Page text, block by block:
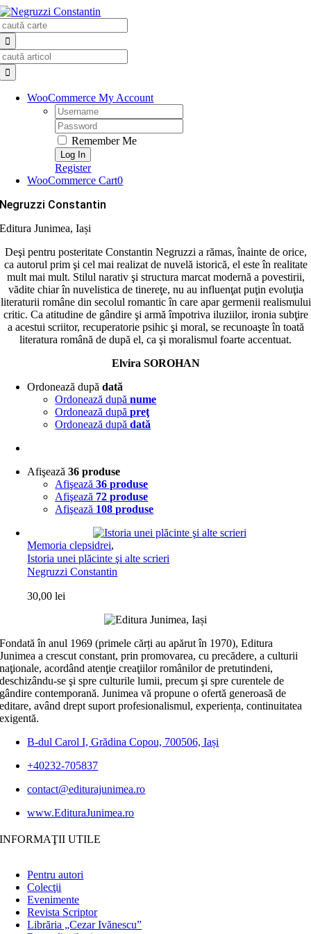
Skip
to
content
WooCommerce My Account
Username:
Password:
Remember Me
Register
WooCommerce Cart0
Negruzzi Constantin
Editura Junimea, Iași
Deşi pentru posteritate Constantin Negruzzi a rămas, înainte de orice,
ca autorul prim şi cel mai realizat de nuvelă istorică, el este în realitate
mult mai mult. Stilul narativ şi structura marcat modernă a povestirii,
vădite chiar în nuvelistica de tinereţe, nu au influenţat puţin evoluţia
literaturii române din secolul romantic în care apar germenii realismului
critic. Ca atitudine de gândire şi armă împotriva iluziilor, ironia subţire
a acestui scriitor, recuperatorie psihic şi moral, se recunoaşte în toată
literatura română de după el, ca şi moralismul foarte accentuat.
Elvira SOROHAN
Ordonează dupădată
Ordonează dupănume
Ordonează dupăpreţ
Ordonează dupădată
Afişează36 produse
Afişează36 produse
Afişează 72 produse
Afişează 108 produse
Memoria clepsidrei,
Istoria unei plăcinte şi alte scrieri
Negruzzi Constantin
30,00lei
Fondată în anul 1969 (primele cărți au apărut în 1970), Editura
Junimea a crescut constant, prin promovarea, cu precădere, a culturii
naţionale, acordând atenţie creaţiilor românilor de pretutindeni,
deschizându-se şi spre culturile lumii, precum şi spre curentele de
gândire contemporană. Junimea vă propune o ofertă generoasă de
editare, având drept suport profesionalismul, experiența, continuitatea
exigentă.
B-dul Carol I, Grădina Copou, 700506, Iași
+40232-705837
contact@editurajunimea.ro
www.EdituraJunimea.ro
INFORMAŢII UTILE
Pentru autori
Colecţii
Evenimente
Revista Scriptor
Librăria „Cezar Ivănescu”